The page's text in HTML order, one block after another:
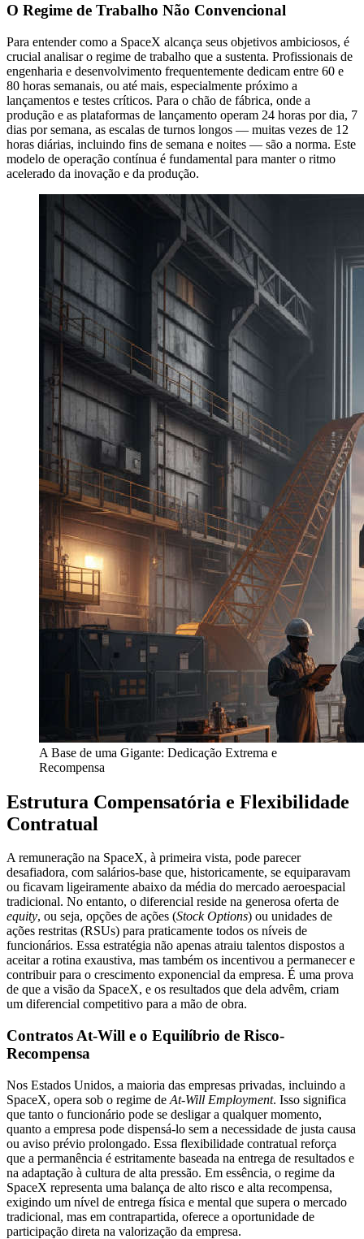
O Regime de Trabalho Não Convencional
Para entender como a SpaceX alcança seus objetivos ambiciosos, é
crucial analisar o regime de trabalho que a sustenta. Profissionais de
engenharia e desenvolvimento frequentemente dedicam entre 60 e
80 horas semanais, ou até mais, especialmente próximo a
lançamentos e testes críticos. Para o chão de fábrica, onde a
produção e as plataformas de lançamento operam 24 horas por dia, 7
dias por semana, as escalas de turnos longos — muitas vezes de 12
horas diárias, incluindo fins de semana e noites — são a norma. Este
modelo de operação contínua é fundamental para manter o ritmo
acelerado da inovação e da produção.
A Base de uma Gigante: Dedicação Extrema e
Recompensa
Estrutura Compensatória e Flexibilidade
Contratual
A remuneração na SpaceX, à primeira vista, pode parecer
desafiadora, com salários-base que, historicamente, se equiparavam
ou ficavam ligeiramente abaixo da média do mercado aeroespacial
tradicional. No entanto, o diferencial reside na generosa oferta de
equity, ou seja, opções de ações (Stock Options) ou unidades de
ações restritas (RSUs) para praticamente todos os níveis de
funcionários. Essa estratégia não apenas atraiu talentos dispostos a
aceitar a rotina exaustiva, mas também os incentivou a permanecer e
contribuir para o crescimento exponencial da empresa. É uma prova
de que a visão da SpaceX, e os resultados que dela advêm, criam
um diferencial competitivo para a mão de obra.
Contratos At-Will e o Equilíbrio de Risco-
Recompensa
Nos Estados Unidos, a maioria das empresas privadas, incluindo a
SpaceX, opera sob o regime de At-Will Employment. Isso significa
que tanto o funcionário pode se desligar a qualquer momento,
quanto a empresa pode dispensá-lo sem a necessidade de justa causa
ou aviso prévio prolongado. Essa flexibilidade contratual reforça
que a permanência é estritamente baseada na entrega de resultados e
na adaptação à cultura de alta pressão. Em essência, o regime da
SpaceX representa uma balança de alto risco e alta recompensa,
exigindo um nível de entrega física e mental que supera o mercado
tradicional, mas em contrapartida, oferece a oportunidade de
participação direta na valorização da empresa.